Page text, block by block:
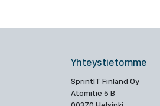
Yhteystietomme
SprintIT Finland Oy
Atomitie 5 B